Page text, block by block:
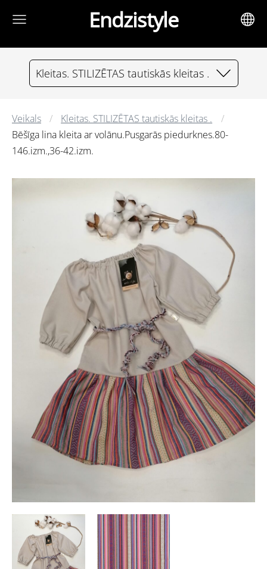
Endzistyle
Kleitas. STILIZĒTAS tautiskās kleitas .
Veikals
Kleitas. STILIZĒTAS tautiskās kleitas .
Bēšīga lina kleita ar volānu.Pusgarās piedurknes.80-
146.izm.,36-42.izm.